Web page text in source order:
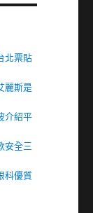
北票貼
麗斯是
介紹平
安全三
科優質